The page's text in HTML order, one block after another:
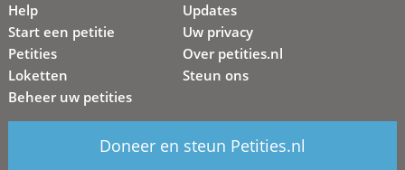
Help
Start een petitie
Petities
Loketten
Beheer uw petities
Updates
Uw privacy
Over petities.nl
Steun ons
Doneer en steun Petities.nl